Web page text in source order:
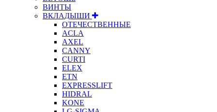
ВИНТЫ
ВКЛАДЫШИ
ОТЕЧЕСТВЕННЫЕ
ACLA
AXEL
CANNY
CURTI
ELEX
ETN
EXPRESSLIFT
HIDRAL
KONE